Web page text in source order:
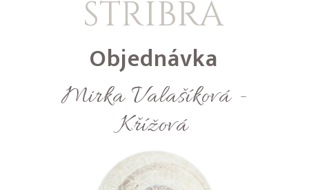
STŘÍBRA
Objednávka
Mirka Valašíková -
Křížová